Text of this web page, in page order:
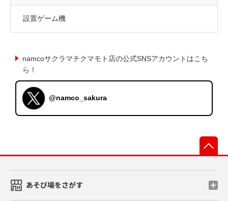
設置ゲーム機
namcoサクラマチクマモト店の公式SNSアカウントはこち
ら！
@namco_sakura
あそび場をさがす